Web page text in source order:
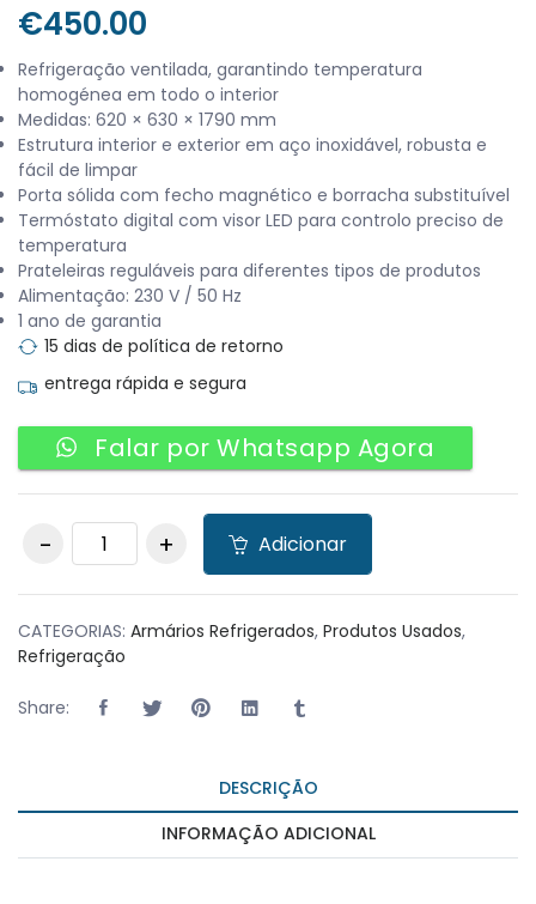
€450.00
Refrigeração ventilada, garantindo temperatura
homogénea em todo o interior
Medidas: 620 × 630 × 1790 mm
Estrutura interior e exterior em aço inoxidável, robusta e
fácil de limpar
Porta sólida com fecho magnético e borracha substituível
Termóstato digital com visor LED para controlo preciso de
temperatura
Prateleiras reguláveis para diferentes tipos de produtos
Alimentação: 230 V / 50 Hz
1 ano de garantia
15 dias de política de retorno
entrega rápida e segura
Falar por Whatsapp Agora
Armário de
Refrigeração em
Adicionar
CATEGORIAS: Armários Refrigerados, Produtos Usados,
Refrigeração
Share:
DESCRIÇÃO
INFORMAÇÃO ADICIONAL